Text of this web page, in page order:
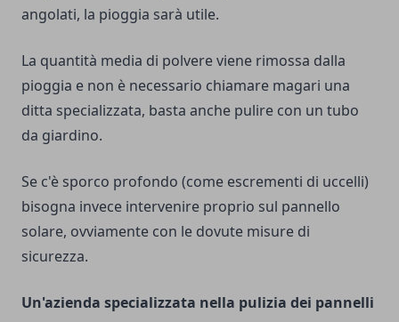
angolati, la pioggia sarà utile.
La quantità media di polvere viene rimossa dalla
pioggia e non è necessario chiamare magari una
ditta specializzata, basta anche pulire con un tubo
da giardino.
Se c'è sporco profondo (come escrementi di uccelli)
bisogna invece intervenire proprio sul pannello
solare, ovviamente con le dovute misure di
sicurezza.
Un'azienda specializzata nella pulizia dei pannelli